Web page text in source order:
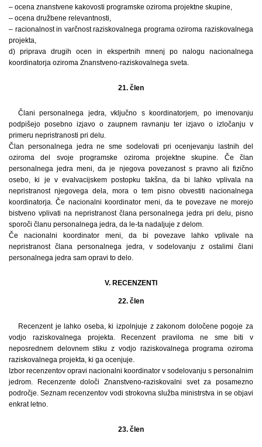
– ocena znanstvene kakovosti programske oziroma projektne skupine,
– ocena družbene relevantnosti,
– racionalnost in varčnost raziskovalnega programa oziroma raziskovalnega
projekta,
d) priprava drugih ocen in ekspertnih mnenj po nalogu nacionalnega
koordinatorja oziroma Znanstveno-raziskovalnega sveta.
21. člen
Člani personalnega jedra, vključno s koordinatorjem, po imenovanju
podpišejo posebno izjavo o zaupnem ravnanju ter izjavo o izločanju v
primeru nepristranosti pri delu.
Član personalnega jedra ne sme sodelovati pri ocenjevanju lastnih del
oziroma del svoje programske oziroma projektne skupine. Če član
personalnega jedra meni, da je njegova povezanost s pravno ali fizično
osebo, ki je v evalvacijskem postopku takšna, da bi lahko vplivala na
nepristranost njegovega dela, mora o tem pisno obvestiti nacionalnega
koordinatorja. Če nacionalni koordinator meni, da te povezave ne morejo
bistveno vplivati na nepristranost člana personalnega jedra pri delu, pisno
sporoči članu personalnega jedra, da le-ta nadaljuje z delom.
Če nacionalni koordinator meni, da bi povezave lahko vplivale na
nepristranost člana personalnega jedra, v sodelovanju z ostalimi člani
personalnega jedra sam opravi to delo.
V. RECENZENTI
22. člen
Recenzent je lahko oseba, ki izpolnjuje z zakonom določene pogoje za
vodjo raziskovalnega projekta. Recenzent praviloma ne sme biti v
neposrednem delovnem stiku z vodjo raziskovalnega programa oziroma
raziskovalnega projekta, ki ga ocenjuje.
Izbor recenzentov opravi nacionalni koordinator v sodelovanju s personalnim
jedrom. Recenzente določi Znanstveno-raziskovalni svet za posamezno
področje. Seznam recenzentov vodi strokovna služba ministrstva in se objavi
enkrat letno.
23. člen